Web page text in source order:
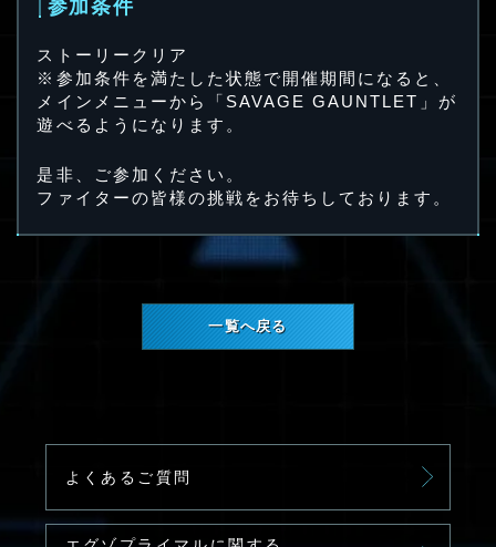
参加条件
ストーリークリア
※参加条件を満たした状態で開催期間になると、
メインメニューから「SAVAGE GAUNTLET」が
遊べるようになります。
是非、ご参加ください。
ファイターの皆様の挑戦をお待ちしております。
一覧へ戻る
よくあるご質問